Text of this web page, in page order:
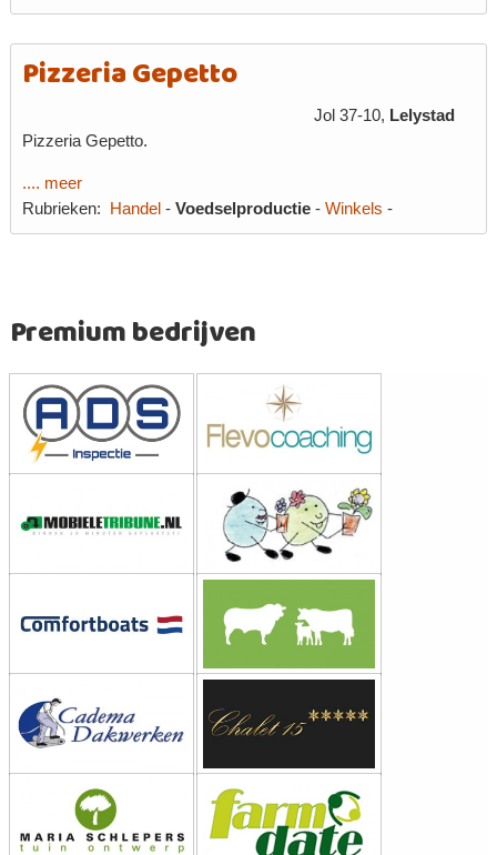
Pizzeria Gepetto
Jol 37-10, Lelystad
Pizzeria Gepetto.
.... meer
Rubrieken:
Handel -Voedselproductie -Winkels -
Premium bedrijven